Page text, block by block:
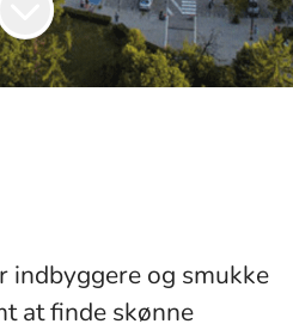
indbyggere og smukke
at finde skønne